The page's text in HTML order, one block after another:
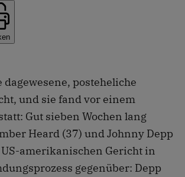
dagewesene, posteheliche
und sie fand vor einem
Gut sieben Wochen lang
Heard (37) und Johnny Depp
amerikanischen Gericht in
gegenüber: Depp